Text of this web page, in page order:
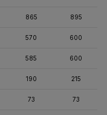
865 895
570 600
585 600
190 215
73 73